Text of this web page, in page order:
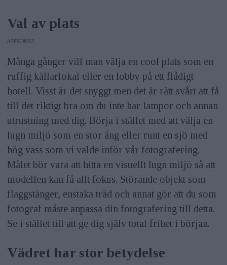
Val av plats
ANNONS
Många gånger vill man välja en cool plats som en
ruffig källarlokal eller en lobby på ett flådigt
hotell. Visst är det snyggt men det är rätt svårt att få
till det riktigt bra om du inte har lampor och annan
utrustning med dig. Börja i stället med att välja en
lugn miljö som en stor äng eller runt en sjö med
hög vass som vi valde inför vår fotografering.
Målet bör vara att hitta en visuellt lugn miljö så att
modellen kan få allt fokus. Störande objekt som
flaggstänger, enstaka träd och annat gör att du som
fotograf måste anpassa din fotografering till detta.
Se i stället till att ge dig själv total frihet i början.
Vädret har stor betydelse